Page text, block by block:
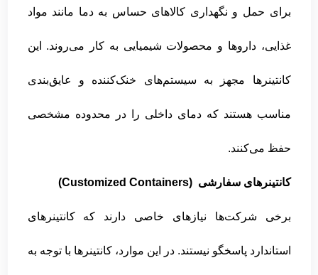
برای حمل و نگهداری کالاهای حساس به دما مانند مواد
غذایی، داروها و محصولات شیمیایی به کار می‌روند. این
کانتینرها مجهز به سیستم‌های خنک‌کننده و عایق‌بندی
مناسب هستند که دمای داخلی را در محدوده مشخصی
حفظ می‌کنند.
کانتینرهای سفارشی (Customized Containers)
برخی شرکت‌ها نیازهای خاصی دارند که کانتینرهای
استاندارد پاسخگو نیستند. در این موارد، کانتینرها با توجه به